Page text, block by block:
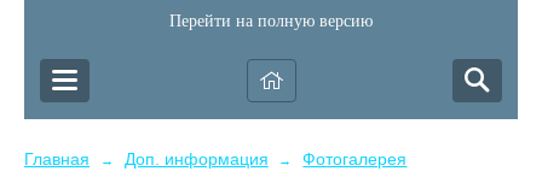
Перейти на полную версию
Главная → Доп. информация → Фотогалерея